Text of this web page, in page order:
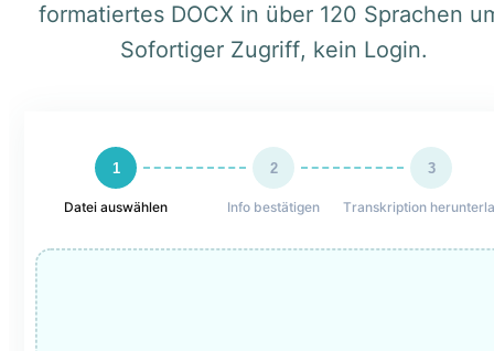
formatiertes DOCX in über 120 Sprachen
Sofortiger Zugriff, kein Login.
1 2 3
Datei auswählen Info bestätigen Transkription